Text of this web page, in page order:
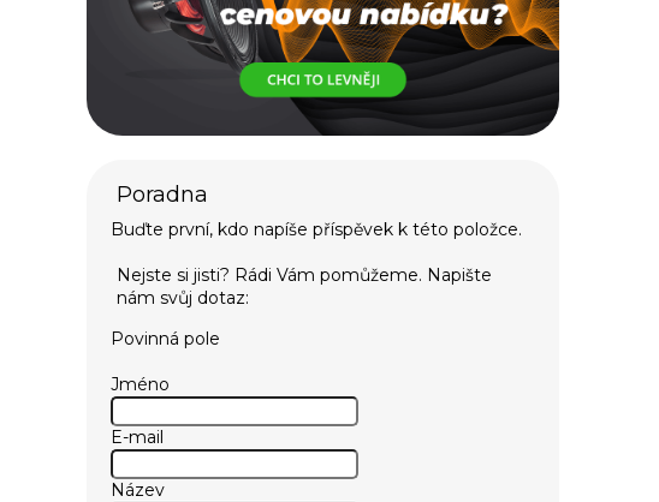
Buďte první, kdo napíše příspěvek k této položce.
Povinná pole
Jméno
E-mail
Název